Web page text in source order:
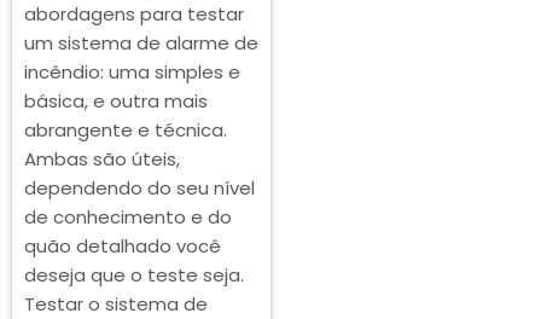
abordagens para testar
um sistema de alarme de
incêndio: uma simples e
básica, e outra mais
abrangente e técnica.
Ambas são úteis,
dependendo do seu nível
de conhecimento e do
quão detalhado você
deseja que o teste seja.
Testar o sistema de